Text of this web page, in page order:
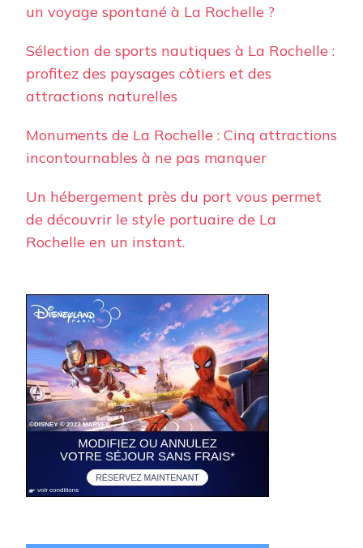
un voyage spontané à La Rochelle ?
Sélection de sports nautiques à La Rochelle :
profitez des paysages côtiers et des
attractions naturelles
Monuments de La Rochelle : Cinq attractions
incontournables à ne pas manquer
Un hébergement près du port vous permet
de découvrir le style portuaire de La
Rochelle en un instant.